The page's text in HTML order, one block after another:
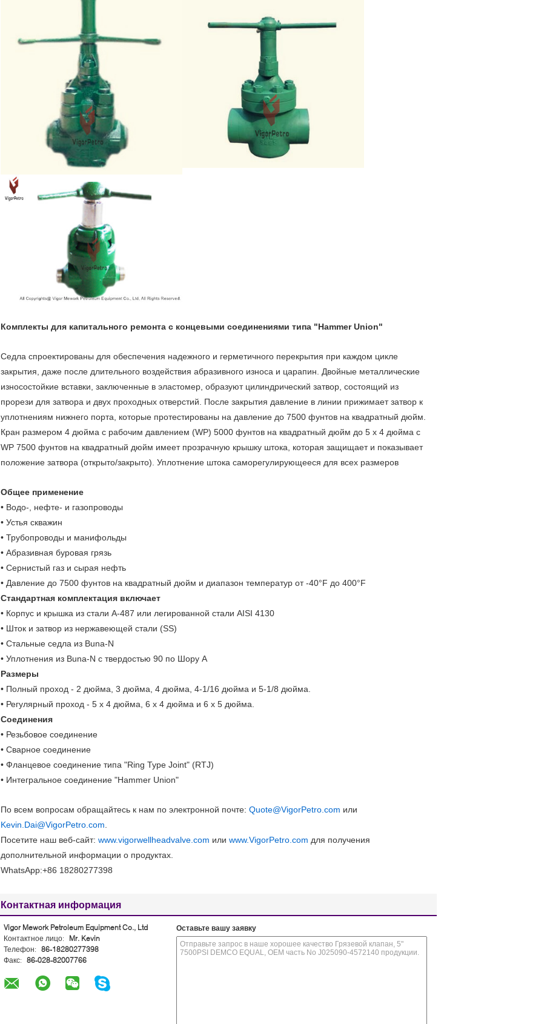
Комплекты для капитального ремонта с концевыми соединениями типа "Hammer Union"
Седла спроектированы для обеспечения надежного и герметичного перекрытия при каждом цикле
закрытия, даже после длительного воздействия абразивного износа и царапин. Двойные металлические
износостойкие вставки, заключенные в эластомер, образуют цилиндрический затвор, состоящий из
прорези для затвора и двух проходных отверстий. После закрытия давление в линии прижимает затвор к
уплотнениям нижнего порта, которые протестированы на давление до 7500 фунтов на квадратный дюйм.
Кран размером 4 дюйма с рабочим давлением (WP) 5000 фунтов на квадратный дюйм до 5 x 4 дюйма с
WP 7500 фунтов на квадратный дюйм имеет прозрачную крышку штока, которая защищает и показывает
положение затвора (открыто/закрыто). Уплотнение штока саморегулирующееся для всех размеров
Общее применение
• Водо-, нефте- и газопроводы
• Устья скважин
• Трубопроводы и манифольды
• Абразивная буровая грязь
• Сернистый газ и сырая нефть
• Давление до 7500 фунтов на квадратный дюйм и диапазон температур от -40°F до 400°F
Стандартная комплектация включает
• Корпус и крышка из стали A-487 или легированной стали AISI 4130
• Шток и затвор из нержавеющей стали (SS)
• Стальные седла из Buna-N
• Уплотнения из Buna-N с твердостью 90 по Шору А
Размеры
• Полный проход - 2 дюйма, 3 дюйма, 4 дюйма, 4-1/16 дюйма и 5-1/8 дюйма.
• Регулярный проход - 5 x 4 дюйма, 6 x 4 дюйма и 6 x 5 дюйма.
Соединения
• Резьбовое соединение
• Сварное соединение
• Фланцевое соединение типа "Ring Type Joint" (RTJ)
• Интегральное соединение "Hammer Union"
По всем вопросам обращайтесь к нам по электронной почте: Quote@VigorPetro.com или
Kevin.Dai@VigorPetro.com
Посетите наш веб-сайт: www.vigorwellheadvalve.com или www.VigorPetro.com для получения
дополнительной информации о продуктах.
WhatsApp:+86 18280277398
Контактная информация
Vigor Mework Petroleum Equipment Co., Ltd
Контактное лицо:
Mr. Kevin
Телефон: 86-18280277398
Факс: 86-028-82007766
Оставьте вашу заявку